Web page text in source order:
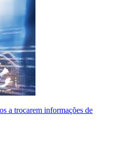
a trocarem informações de